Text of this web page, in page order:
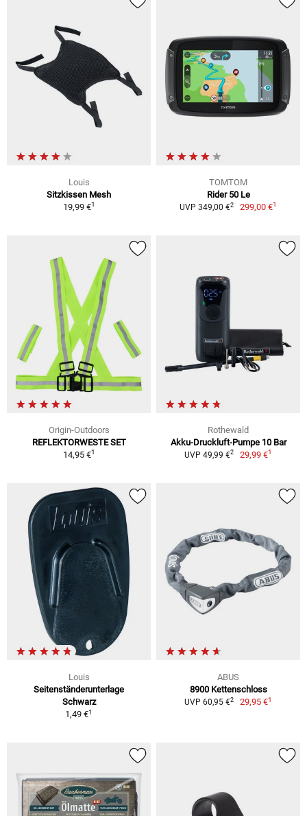
Louis
Sitzkissen Mesh
19,99 €1
TOMTOM
Rider 50 Le
UVP 349,00 €2 299,00 €1
Origin-Outdoors
REFLEKTORWESTE SET
14,95 €1
Rothewald
Akku-Druckluft-Pumpe 10 Bar
UVP 49,99 €2 29,99 €1
Louis
Seitenständerunterlage
Schwarz
1,49 €1
ABUS
8900 Kettenschloss
UVP 60,95 €2 29,95 €1